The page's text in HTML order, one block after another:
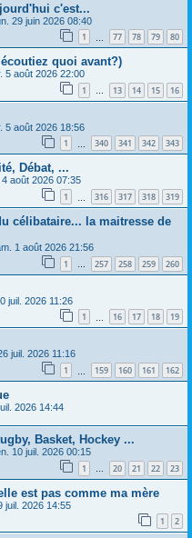
c'est...
29 juin 2026 08:40
1 77 78 79 80
quoi avant?)
5 août 2026 22:00
1 … 13 14 15 16
5 août 2026 18:56
1 340 341 342 343
Débat, ...
4 août 2026 07:35
1 316 317 318 319
célibataire... la maitresse de
1 août 2026 21:56
1 … 257 258 259 260
juil. 2026 11:26
1 16 17 18 19
juil. 2026 11:16
1 159 160 161 162
2026 14:44
Basket, Hockey ...
10 juil. 2026 00:15
1 … 20 21 22 23
est pas comme ma mère
juil. 2026 14:55
1 2